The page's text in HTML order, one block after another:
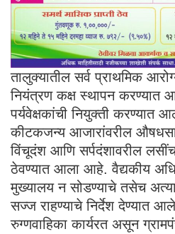
तालुक्यातील सर्व प्राथमिक
नियंत्रण कक्ष स्थापन करण्यात
पर्यवेक्षकांची नियुक्ती
कीटकजन्य आजारांवरील
विंचूदंश आणि सर्पदंशावरील
ठेवण्यात आला आहे. वैद्यकीय
मुख्यालय न सोडण्याचे तसेच
सज्ज राहण्याचे निर्देश देण्यात
रुग्णवाहिका कार्यरत असून